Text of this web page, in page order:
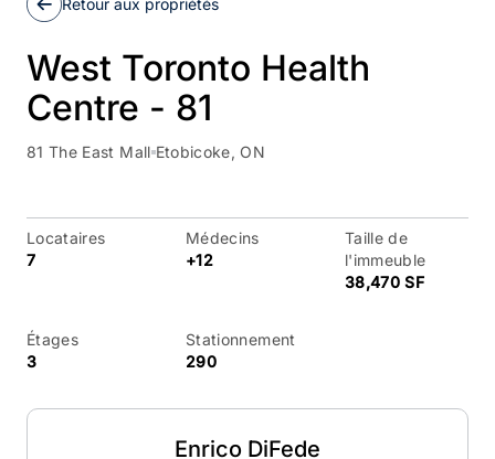
Retour aux propriétés
West Toronto Health
Centre - 81
81 The East Mall Etobicoke, ON
Locataires
7
Médecins
+12
Taille de
l'immeuble
38,470 SF
Étages
3
Stationnement
290
Enrico DiFede